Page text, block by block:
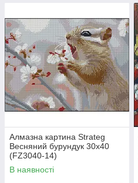
Алмазна картина Strateg
Весняний бурундук 30х40
(FZ3040-14)
В наявності